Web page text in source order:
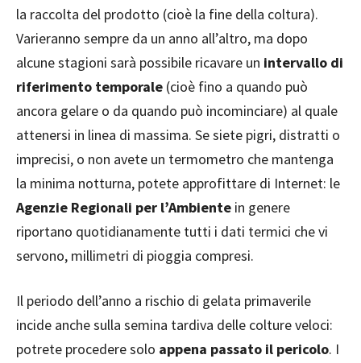
la raccolta del prodotto (cioè la fine della coltura).
Varieranno sempre da un anno all’altro, ma dopo
alcune stagioni sarà possibile ricavare un intervallo di
riferimento temporale (cioè fino a quando può
ancora gelare o da quando può incominciare) al quale
attenersi in linea di massima. Se siete pigri, distratti o
imprecisi, o non avete un termometro che mantenga
la minima notturna, potete approfittare di Internet: le
Agenzie Regionali per l’Ambiente in genere
riportano quotidianamente tutti i dati termici che vi
servono, millimetri di pioggia compresi.
Il periodo dell’anno a rischio di gelata primaverile
incide anche sulla semina tardiva delle colture veloci:
potrete procedere solo appena passato il pericolo. I